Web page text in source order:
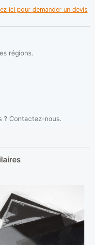
ici pour demander un devis
régions.
? Contactez-nous.